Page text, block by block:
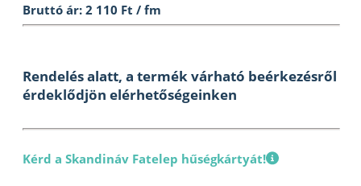
Bruttó ár: 2 110 Ft / fm
Rendelés alatt, a termék várható beérkezésről
érdeklődjön elérhetőségeinken
Kérd a Skandináv Fatelep hűségkártyát!